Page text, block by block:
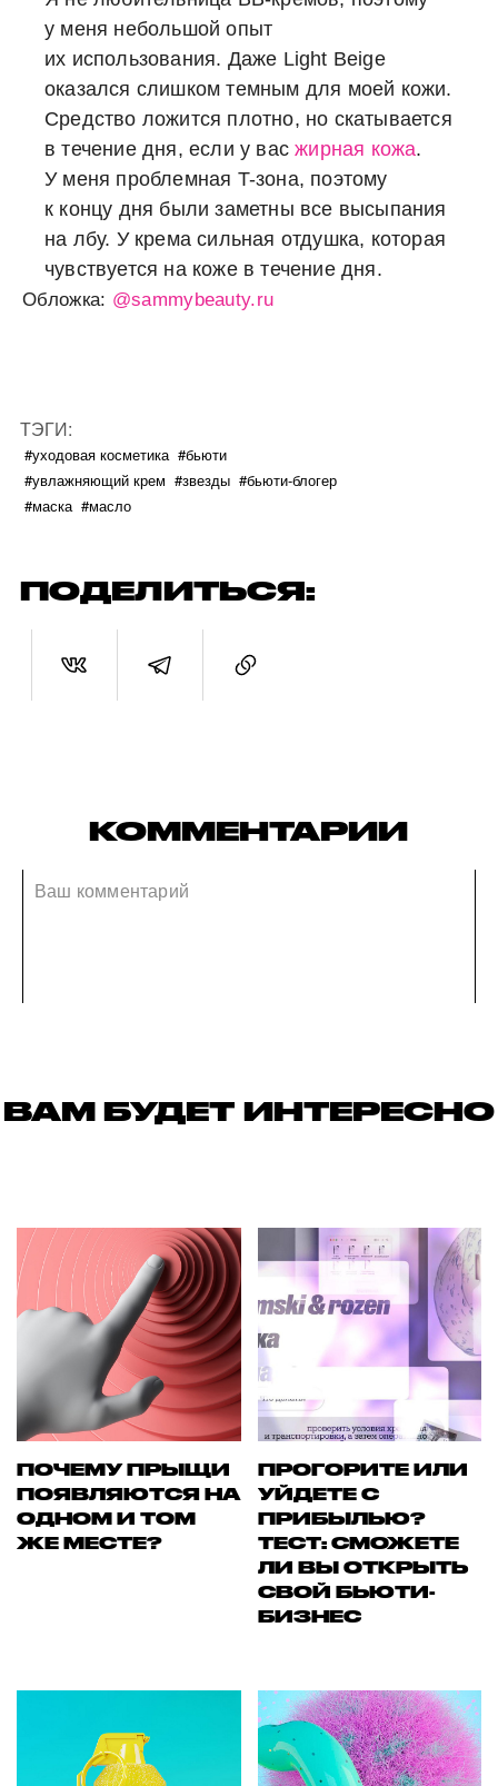
у меня небольшой опыт
их использования. Даже Light Beige
оказался слишком темным для моей кожи.
Средство ложится плотно, но скатывается
в течение дня, если у васжирная кожа.
У меня проблемная T-зона, поэтому
к концу дня были заметны все высыпания
на лбу. У крема сильная отдушка, которая
чувствуется на коже в течение дня.
Обложка: @sammybeauty.ru
ТЭГИ:
#уходовая косметика #бьюти
#увлажняющий крем #звезды #бьюти-блогер
#маска #масло
ПОДЕЛИТЬСЯ:
КОММЕНТАРИИ
ВАМ БУДЕТ ИНТЕРЕСНО
ПОЧЕМУ ПРЫЩИ
ПОЯВЛЯЮТСЯ НА
ОДНОМ И ТОМ
ЖЕ МЕСТЕ?
ПРОГОРИТЕ ИЛИ
УЙДЕТЕ С
ПРИБЫЛЬЮ?
ТЕСТ: СМОЖЕТЕ
ЛИ ВЫ ОТКРЫТЬ
СВОЙ БЬЮТИ-
БИЗНЕС